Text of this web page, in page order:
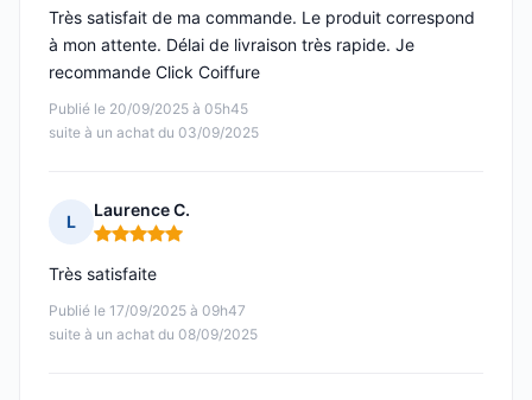
Publié le 20/09/2025 à 05h45
suite à un achat du 03/09/2025
Très satisfait de ma commande. Le produit correspond
à mon attente. Délai de livraison très rapide. Je
recommande Click Coiffure
L
Laurence C.
Note : 5 sur 5
Publié le 17/09/2025 à 09h47
suite à un achat du 08/09/2025
Très satisfaite